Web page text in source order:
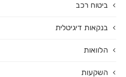
ביטוח רכב
בנקאות דיגיטלית
הלוואות
השקעות